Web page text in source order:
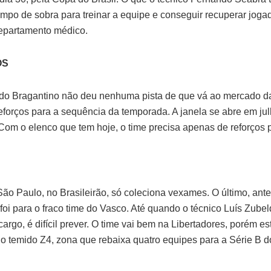
de sobra para treinar a equipe e conseguir recuperar
médico.
Bragantino não deu nenhuma pista de que vá ao mercado
para a sequência da temporada. A janela se abre em
o elenco que tem hoje, o time precisa apenas de reforços
Paulo, no Brasileirão, só coleciona vexames. O último,
para o fraco time do Vasco. Até quando o técnico Luís
é difícil prever. O time vai bem na Libertadores, porém
temido Z4, zona que rebaixa quatro equipes para a Série B